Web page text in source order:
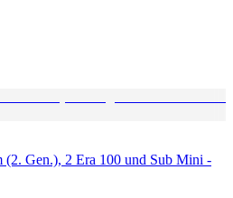
(2. Gen.), 2 Era 100 und Sub Mini -